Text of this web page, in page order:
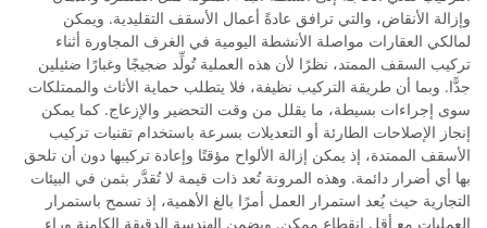
وإزالة الأنقاض، والتي ترافق عادةً أعمال الأسقف التقليدية. ويمكن
لمالكي العقارات مواصلة الأنشطة اليومية في الغرف المجاورة أثناء
تركيب السقف الممتد، نظرًا لأن هذه العملية تُولِّد ضجيجًا وغبارًا ضئيلين
جدًّا. وبما أن طريقة التركيب نظيفة، فلا يتطلب حماية الأثاث والممتلكات
سوى إجراءات بسيطة، ما يقلل من وقت التحضير والإزعاج. كما يمكن
إنجاز الإصلاحات الطارئة أو التعديلات بسرعة باستخدام تقنيات تركيب
الأسقف الممتدة، إذ يمكن إزالة الألواح مؤقتًا وإعادة تركيبها دون أن تلحق
بها أي أضرار دائمة. وهذه المرونة تُعد ذات قيمة لا تُقدَّر بثمن في البيئات
التجارية حيث يُعد استمرار العمل أمرًا بالغ الأهمية، إذ تسمح باستمرار
العمليات مع أقل انقطاع ممكن. ويضمن الهندسة الدقيقة الكامنة وراء